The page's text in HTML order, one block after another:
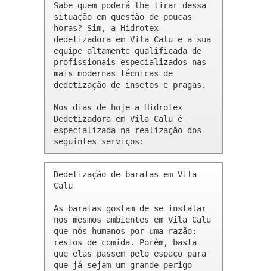
Sabe quem poderá lhe tirar dessa
situação em questão de poucas
horas? Sim, a Hidrotex
dedetizadora em Vila Calu e a sua
equipe altamente qualificada de
profissionais especializados nas
mais modernas técnicas de
dedetização de insetos e pragas.
Nos dias de hoje a Hidrotex
Dedetizadora em Vila Calu é
especializada na realização dos
seguintes serviços:
Dedetização de baratas em Vila
Calu
As baratas gostam de se instalar
nos mesmos ambientes em Vila Calu
que nós humanos por uma razão:
restos de comida. Porém, basta
que elas passem pelo espaço para
que já sejam um grande perigo